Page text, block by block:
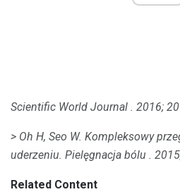
Scientific World Journal . 2016;
> Oh H, Seo W. Kompleksowy
uderzeniu. Pielęgnacja bólu .
Related Content